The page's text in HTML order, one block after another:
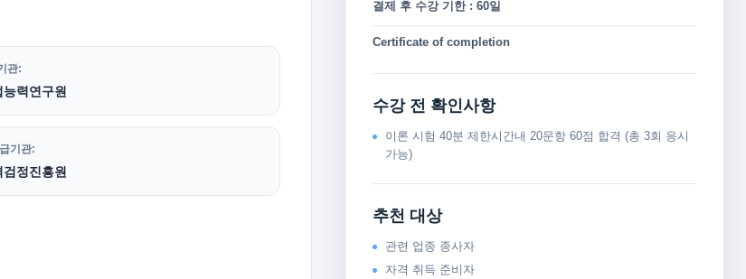
관:
력연구원
기관:
정진흥원
결제 후 수강 기한 : 60일
Certificate of completion
수강 전 확인사항
이론 시험 40분 제한시간내 20문항 60점 합격 (총 3회 응시
가능)
추천 대상
관련 업종 종사자
자격 취득 준비자